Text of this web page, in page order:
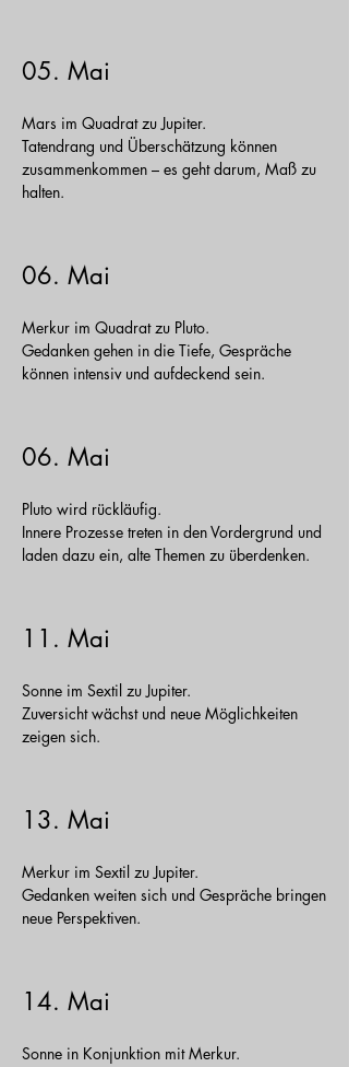
05. Mai
Mars im Quadrat zu Jupiter.
Tatendrang und Überschätzung können
zusammenkommen – es geht darum, Maß zu
halten.
06. Mai
Merkur im Quadrat zu Pluto.
Gedanken gehen in die Tiefe, Gespräche
können intensiv und aufdeckend sein.
06. Mai
Pluto wird rückläufig.
Innere Prozesse treten in den Vordergrund und
laden dazu ein, alte Themen zu überdenken.
11. Mai
Sonne im Sextil zu Jupiter.
Zuversicht wächst und neue Möglichkeiten
zeigen sich.
13. Mai
Merkur im Sextil zu Jupiter.
Gedanken weiten sich und Gespräche bringen
neue Perspektiven.
14. Mai
Sonne in Konjunktion mit Merkur.